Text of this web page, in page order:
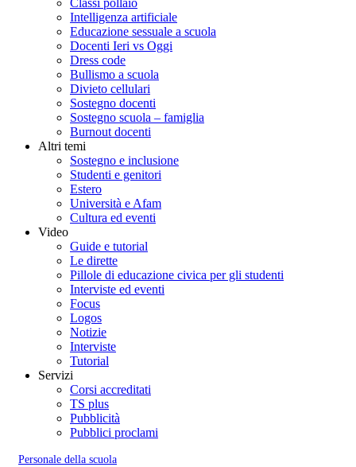
Classi pollaio
Intelligenza artificiale
Educazione sessuale a scuola
Docenti Ieri vs Oggi
Dress code
Bullismo a scuola
Divieto cellulari
Sostegno docenti
Sostegno scuola – famiglia
Burnout docenti
Altri temi
Sostegno e inclusione
Studenti e genitori
Estero
Università e Afam
Cultura ed eventi
Video
Guide e tutorial
Le dirette
Pillole di educazione civica per gli studenti
Interviste ed eventi
Focus
Logos
Notizie
Interviste
Tutorial
Servizi
Corsi accreditati
TS plus
Pubblicità
Pubblici proclami
Personale della scuola